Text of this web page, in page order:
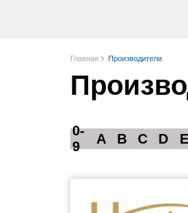
Главная Производители
0-
9
A B C D E